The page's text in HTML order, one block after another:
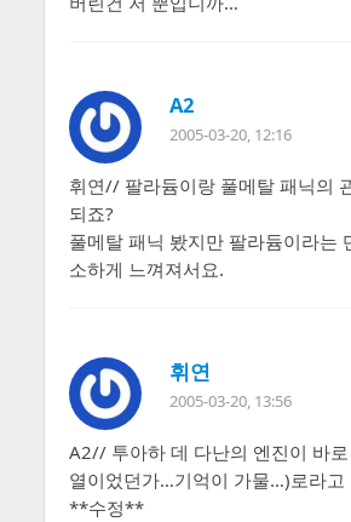
A2
2005-03-20, 12:16
휘연// 팔라듐이랑 풀메탈 패닉의
되죠?
풀메탈 패닉 봤지만 팔라듐이라는
소하게 느껴져서요.
휘연
2005-03-20, 13:56
A2// 투아하 데 다난의 엔진이 바
열이었던가…기억이 가물…)로라
**수정**